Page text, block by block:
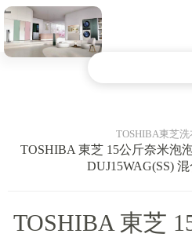
TOSHIBA東芝洗
TOSHIBA 東芝 15公斤奈米泡
DUJ15WAG(SS)
TOSHIBA 東芝